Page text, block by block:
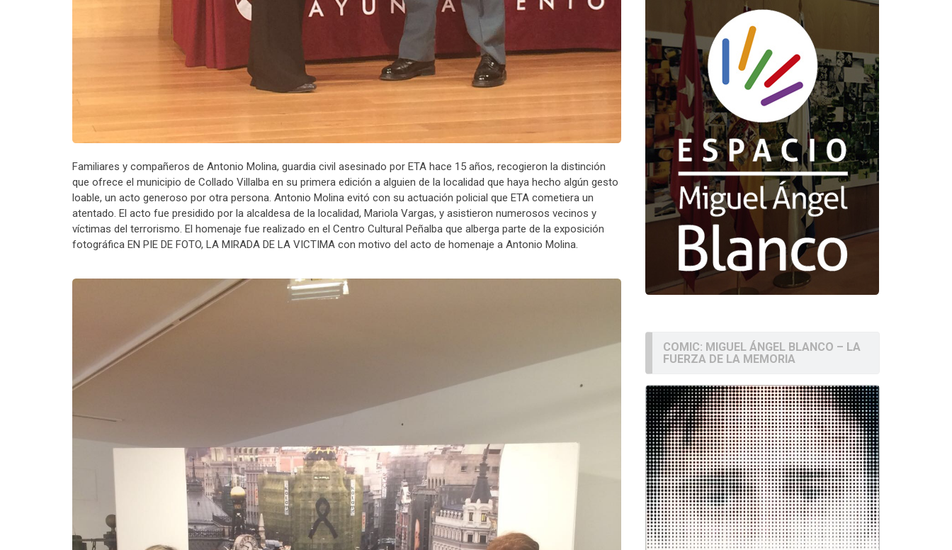
Familiares y compañeros de Antonio Molina, guardia civil asesinado por ETA hace 15 años, recogieron la distinción
que ofrece el municipio de Collado Villalba en su primera edición a alguien de la localidad que haya hecho algún gesto
loable, un acto generoso por otra persona. Antonio Molina evitó con su actuación policial que ETA cometiera un
atentado. El acto fue presidido por la alcaldesa de la localidad, Mariola Vargas, y asistieron numerosos vecinos y
víctimas del terrorismo. El homenaje fue realizado en el Centro Cultural Peñalba que alberga parte de la exposición
fotográfica EN PIE DE FOTO, LA MIRADA DE LA VICTIMA con motivo del acto de homenaje a Antonio Molina.
COMIC: MIGUEL ÁNGEL BLANCO – LA
FUERZA DE LA MEMORIA